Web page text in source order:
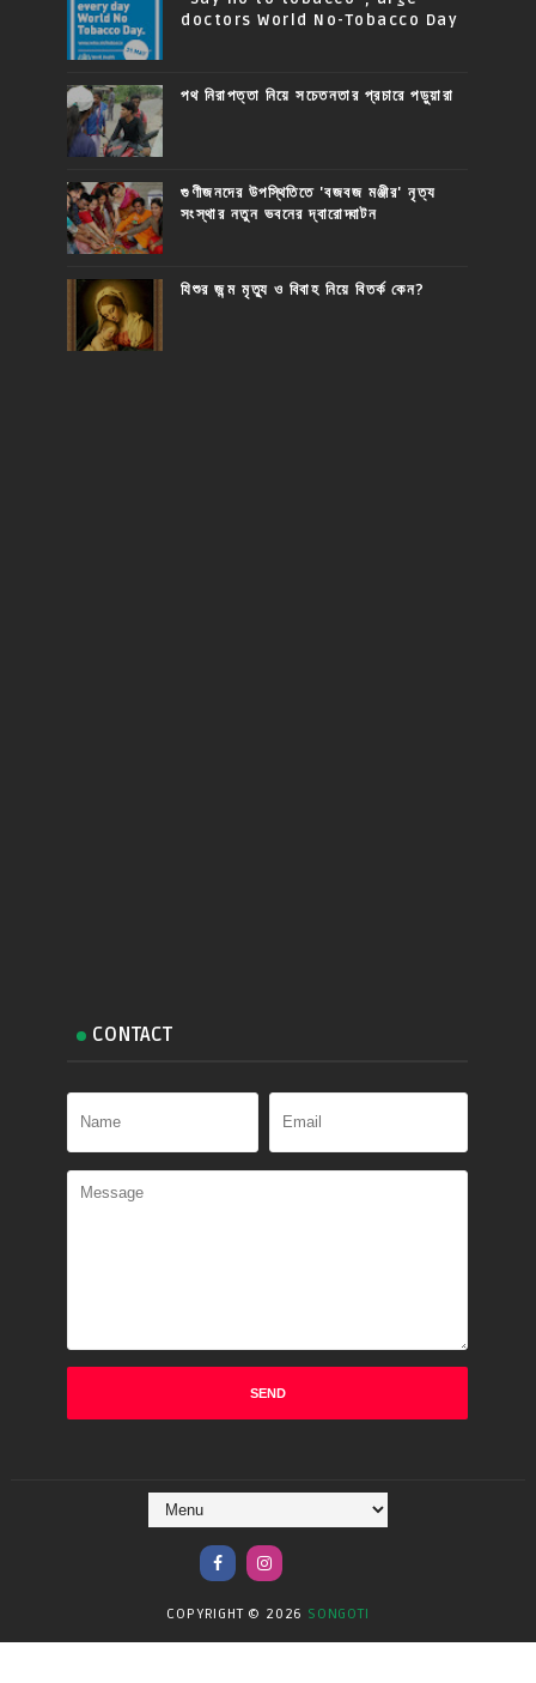
doctors World No-Tobacco Day
পথ নিরাপত্তা নিয়ে সচেতনতার প্রচারে পড়ুয়ারা
গুণীজনদের উপস্থিতিতে 'বজবজ মঞ্জীর' নৃত্য
সংস্থার নতুন ভবনের দ্বারোদ্ঘাটন
যিশুর জন্ম মৃত্যু ও বিবাহ নিয়ে বিতর্ক কেন?
CONTACT
COPYRIGHT © 2026 SONGOTI